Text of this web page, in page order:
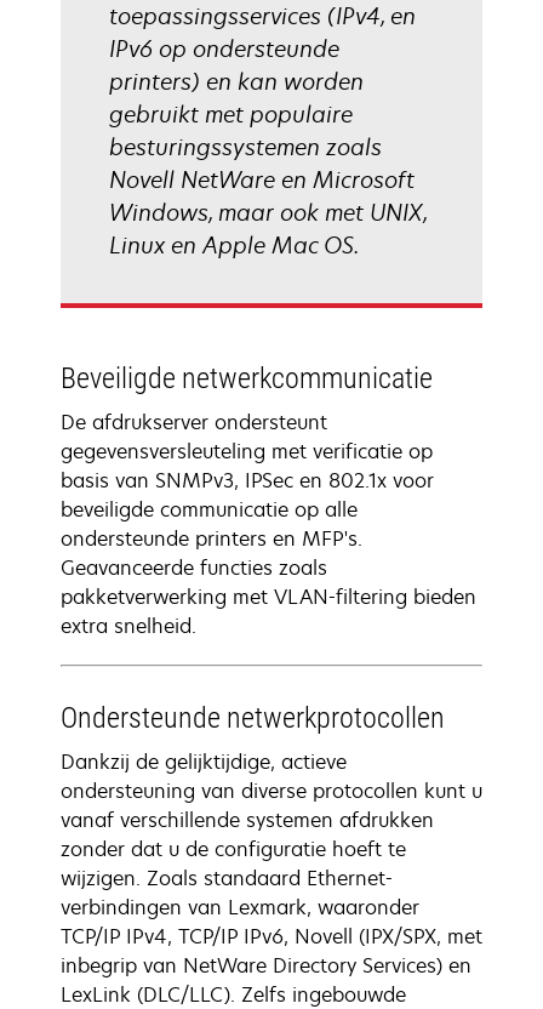
toepassingsservices (IPv4, en
IPv6 op ondersteunde
printers) en kan worden
gebruikt met populaire
besturingssystemen zoals
Novell NetWare en Microsoft
Windows, maar ook met UNIX,
Linux en Apple Mac OS.
Beveiligde netwerkcommunicatie
De afdrukserver ondersteunt
gegevensversleuteling met verificatie op
basis van SNMPv3, IPSec en 802.1x voor
beveiligde communicatie op alle
ondersteunde printers en MFP's.
Geavanceerde functies zoals
pakketverwerking met VLAN-filtering bieden
extra snelheid.
Ondersteunde netwerkprotocollen
Dankzij de gelijktijdige, actieve
ondersteuning van diverse protocollen kunt u
vanaf verschillende systemen afdrukken
zonder dat u de configuratie hoeft te
wijzigen. Zoals standaard Ethernet-
verbindingen van Lexmark, waaronder
TCP/IP IPv4, TCP/IP IPv6, Novell (IPX/SPX, met
inbegrip van NetWare Directory Services) en
LexLink (DLC/LLC). Zelfs ingebouwde